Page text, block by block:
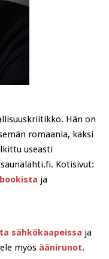
Hän on
romaania, kaksi
useasti
Kotisivut:
ja
sähkökaapeissa ja
myös äänirunot.